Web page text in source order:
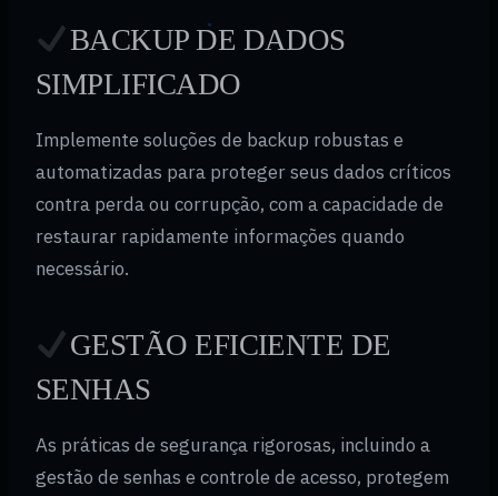
BACKUP DE DADOS
SIMPLIFICADO
Implemente soluções de backup robustas e
automatizadas para proteger seus dados críticos
contra perda ou corrupção, com a capacidade de
restaurar rapidamente informações quando
necessário.
GESTÃO EFICIENTE DE
SENHAS
As práticas de segurança rigorosas, incluindo a
gestão de senhas e controle de acesso, protegem